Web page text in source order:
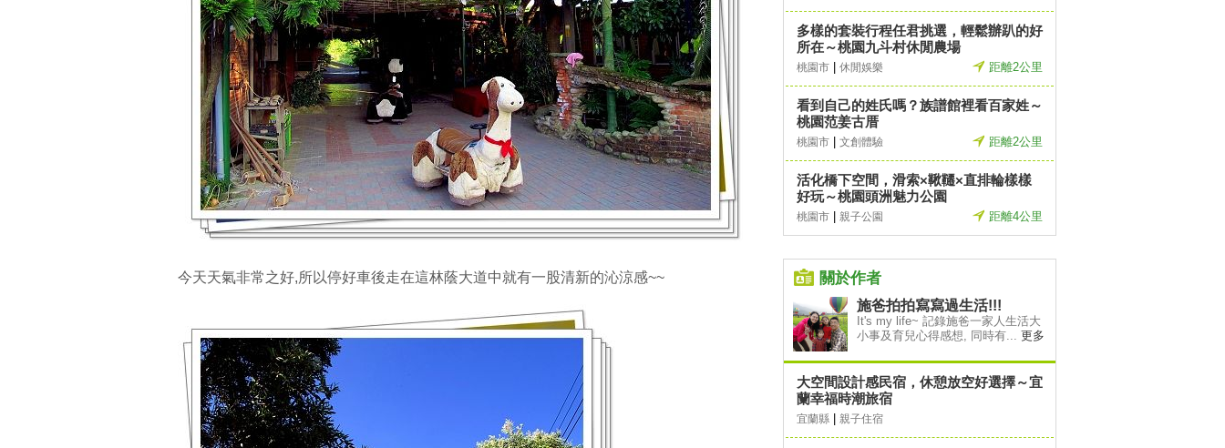
今天天氣非常之好,所以停好車後走在這林蔭大道中就有一股清新的沁涼感~~
多樣的套裝行程任君挑選，輕鬆辦趴的好
所在～桃園九斗村休閒農場
桃園市 休閒娛樂 距離2公里
看到自己的姓氏嗎？族譜館裡看百家姓～
桃園范姜古厝
桃園市 文創體驗 距離2公里
活化橋下空間，滑索×鞦韆×直排輪樣樣
好玩～桃園頭洲魅力公園
桃園市 親子公園 距離4公里
關於作者
施爸拍拍寫寫過生活!!!
It's my life~ 記錄施爸一家人生活大
小事及育兒心得感想, 同時有... 更多
大空間設計感民宿，休憩放空好選擇～宜
蘭幸福時潮旅宿
宜蘭縣 親子住宿